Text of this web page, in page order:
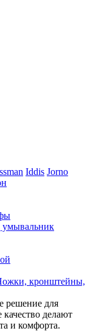
Iddis Jorno
кронштейны,
решение для
делают
и комфорта.